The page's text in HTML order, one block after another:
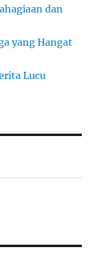
dan
yang Hangat
Lucu